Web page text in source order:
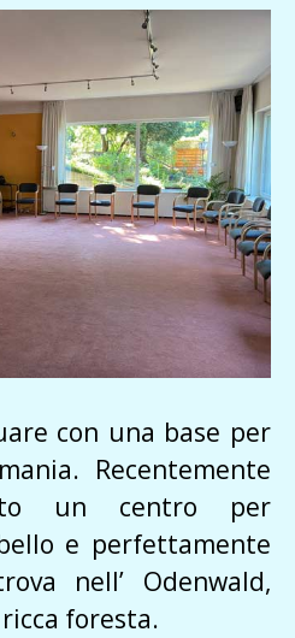
con una base per
Recentemente
un centro per
e perfettamente
nell’ Odenwald,
foresta.